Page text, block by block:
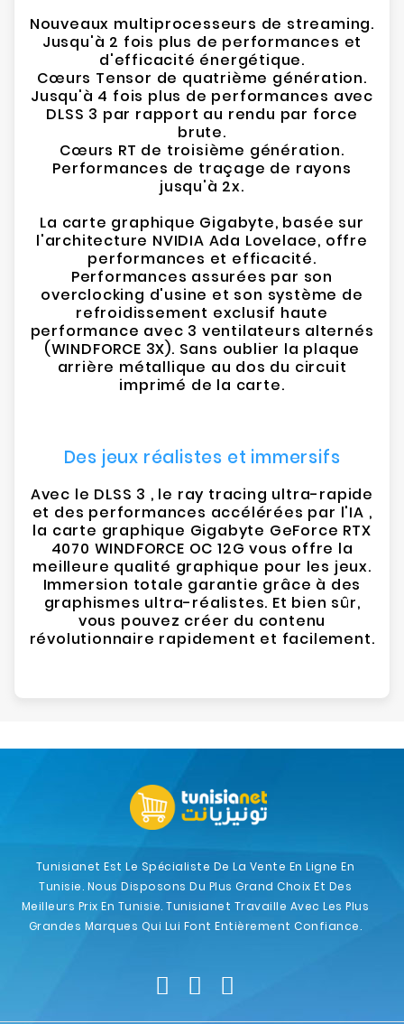
Nouveaux multiprocesseurs de streaming.
Jusqu'à 2 fois plus de performances et
d'efficacité énergétique.
Cœurs Tensor de quatrième génération.
Jusqu'à 4 fois plus de performances avec
DLSS 3 par rapport au rendu par force
brute.
Cœurs RT de troisième génération.
Performances de traçage de rayons
jusqu'à 2x.
La carte graphique Gigabyte, basée sur
l'architecture NVIDIA Ada Lovelace, offre
performances et efficacité.
Performances assurées par son
overclocking d'usine et son système de
refroidissement exclusif haute
performance avec 3 ventilateurs alternés
(WINDFORCE 3X). Sans oublier la plaque
arrière métallique au dos du circuit
imprimé de la carte.
Des jeux réalistes et immersifs
Avec le DLSS 3 , le ray tracing ultra-rapide
et des performances accélérées par l'IA ,
la carte graphique Gigabyte GeForce RTX
4070 WINDFORCE OC 12G vous offre la
meilleure qualité graphique pour les jeux.
Immersion totale garantie grâce à des
graphismes ultra-réalistes. Et bien sûr,
vous pouvez créer du contenu
révolutionnaire rapidement et facilement.
Tunisianet Est Le Spécialiste De La Vente En Ligne En
Tunisie. Nous Disposons Du Plus Grand Choix Et Des
Meilleurs Prix En Tunisie. Tunisianet Travaille Avec Les Plus
Grandes Marques Qui Lui Font Entièrement Confiance.